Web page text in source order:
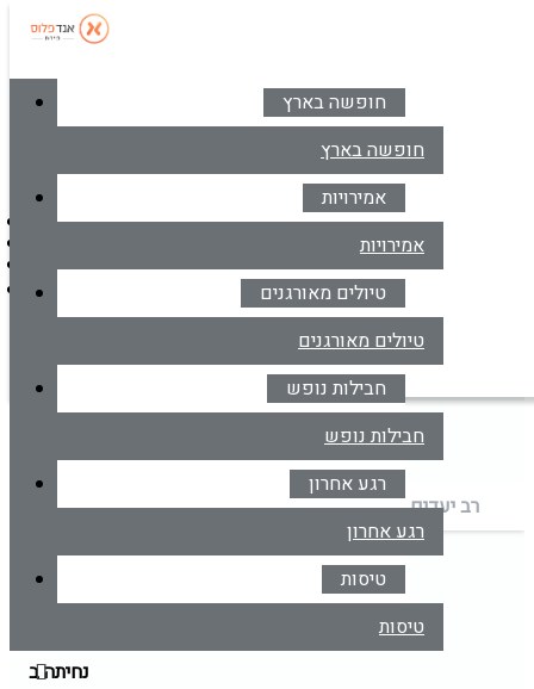
סניפים
דברו איתנו בווטסאפ
חופשה בארץ
חופשה בארץ
אמירויות
אמירויות
טיולים מאורגנים
טיולים מאורגנים
חבילות נופש
חבילות נופש
רגע אחרון
רגע אחרון
טיסות
טיסות
טיסות
טיסות לגרמניה
הלוך ושוב כיוון אחד
רב יעדים
המראה מ
נחיתה ב